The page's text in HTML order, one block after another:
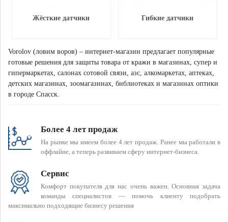
Жёсткие датчики Гибкие датчики
Vorolov (ловим воров) – интернет-магазин предлагает популярные
готовые решения для защиты товара от кражи в магазинах, супер и
гипермаркетах, салонах сотовой связи, азс, алкомаркетах, аптеках,
детских магазинах, зоомагазинах, библиотеках и магазинах оптики
в городе Спасск.
Более 4 лет продаж
На рынке мы имеем более 4 лет продаж. Ранее мы работали в
оффлайне, а теперь развиваем сферу интернет-бизнеса.
Сервис
Комфорт покупателя для нас очень важен. Основная задача
команды специалистов — помочь клиенту подобрать
максимально подходящие бизнесу решения